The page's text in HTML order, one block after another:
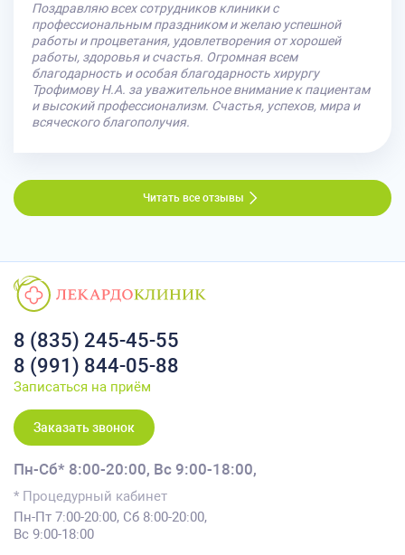
Поздравляю всех сотрудников клиники с
профессиональным праздником и желаю успешной
работы и процветания, удовлетворения от хорошей
работы, здоровья и счастья. Огромная всем
благодарность и особая благодарность хирургу
Трофимову Н.А. за уважительное внимание к пациентам
и высокий профессионализм. Счастья, успехов, мира и
всяческого благополучия.
Читать все отзывы
8 (835) 245-45-55
8 (991) 844-05-88
Записаться на приём
Заказать звонок
Пн-Сб* 8:00-20:00, Вс 9:00-18:00,
* Процедурный кабинет
Пн-Пт 7:00-20:00, Сб 8:00-20:00,
Вс 9:00-18:00